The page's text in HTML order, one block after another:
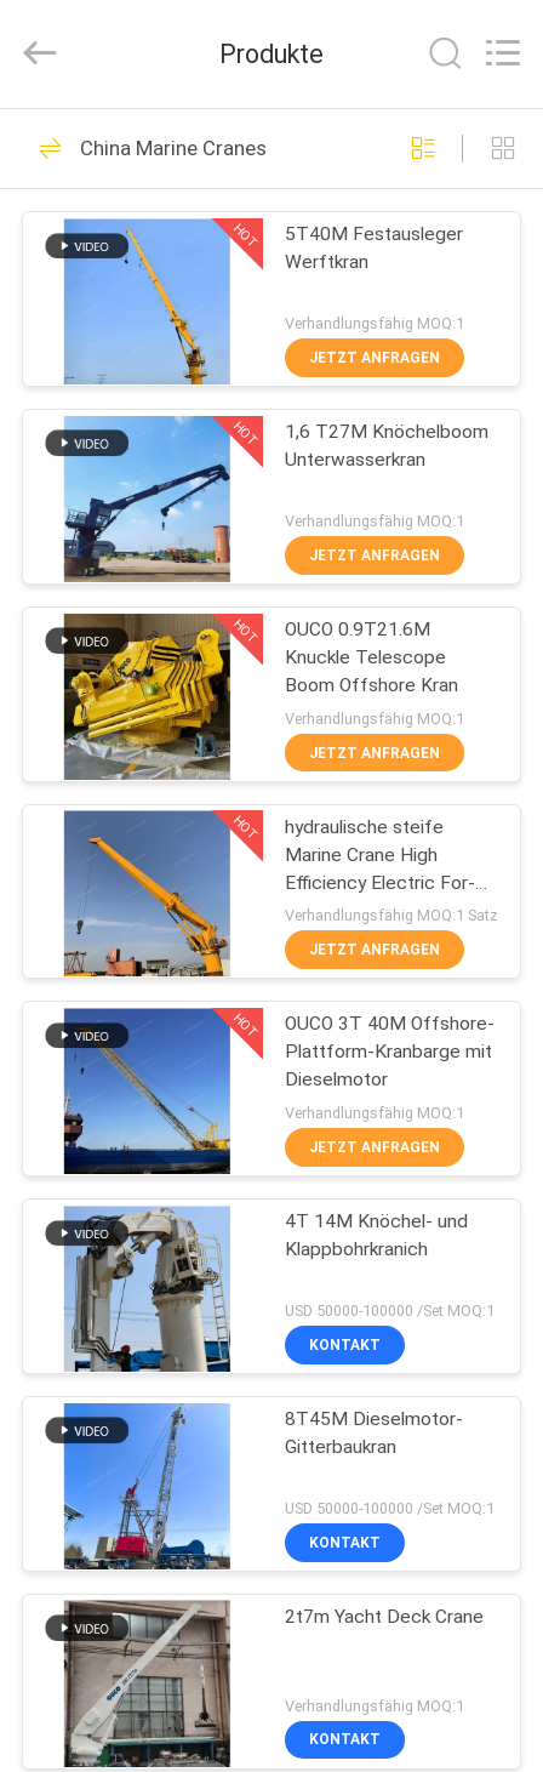
HAUSE
PRODUKTE
VR-
SHOW
ÜBER
UNS
WERKSBESICHTIGUNG
QUALITÄTSKONTROLLE
NEUIGKEITEN
RECHTSSACHEN
CONTACT
US
SITEMAP
DATENSCHUTZRICHTLINIE
GROUP
Rights
Crane Grab Bucket
38
Mechanischer
Greifer
49
Maschinenhälften-
Greifer
Hydraulischer
Greifer
30
Drahtloses
57
Marine Cranes
Produkte
China Marine Cranes
HOT
5T40M Festausleger
Werftkran
Verhandlungsfähig MOQ:1
JETZT ANFRAGEN
HOT
1,6 T27M Knöchelboom
Unterwasserkran
Verhandlungsfähig MOQ:1
JETZT ANFRAGEN
HOT
OUCO 0.9T21.6M
Knuckle Telescope
Boom Offshore Kran
Verhandlungsfähig MOQ:1
JETZT ANFRAGEN
HOT
hydraulische steife
Marine Crane High
Efficiency Electric For-
harte Beanspruchung
des Boom-25T
Verhandlungsfähig MOQ:1 Satz
JETZT ANFRAGEN
HOT
OUCO 3T 40M Offshore-
Plattform-Kranbarge mit
Dieselmotor
Verhandlungsfähig MOQ:1
JETZT ANFRAGEN
4T 14M Knöchel- und
Klappbohrkranich
USD 50000-100000 /Set MOQ:1
KONTAKT
8T45M Dieselmotor-
Gitterbaukran
USD 50000-100000 /Set MOQ:1
KONTAKT
2t7m Yacht Deck Crane
Verhandlungsfähig MOQ:1
KONTAKT